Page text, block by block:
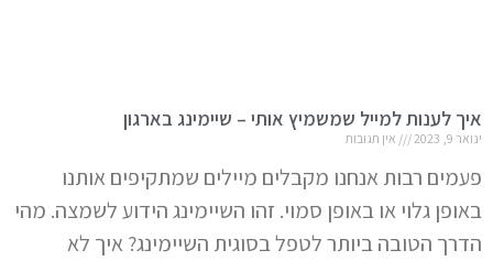
איך לענות למייל שמשמיץ אותי – שיימינג בארגון
ינואר 9, 2023 אין תגובות
פעמים רבות אנחנו מקבלים מיילים שמתקיפים אותנו
באופן גלוי או באופן סמוי. זהו השיימינג הידוע לשמצה. מהי
הדרך הטובה ביותר לטפל בסוגית השיימינג? איך לא